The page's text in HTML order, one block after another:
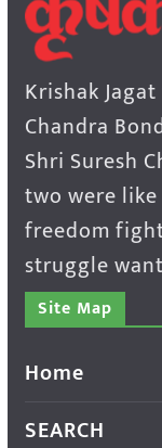
Krishak
Chandra
Shri Suresh
two were
freedom
struggle
Site Map
Home
SEARCH